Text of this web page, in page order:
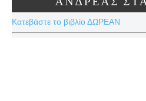
Κατεβάστε το βιβλίο ΔΩΡΕΑΝ